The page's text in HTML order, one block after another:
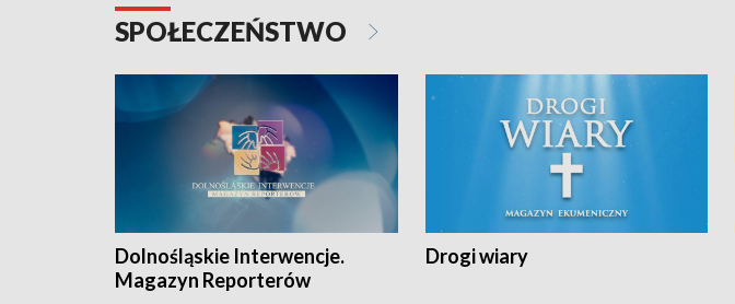
SPOŁECZEŃSTWO
Dolnośląskie Interwencje.
Magazyn Reporterów
Drogi wiary